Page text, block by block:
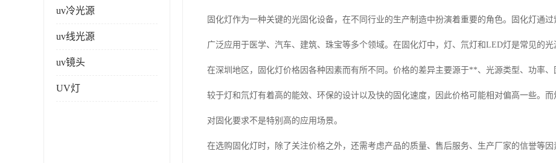
uv冷光源
uv线光源
uv镜头
UV灯
固化灯作为一种关键的光固化设备，在不同行业的生产制造中扮演着重要的角色。固化灯通
广泛应用于医学、汽车、建筑、珠宝等多个领域。在固化灯中，灯、氘灯和LED灯是常见的
在深圳地区，固化灯价格因各种因素而有所不同。价格的差异主要源于**、光源类型、功率
较于灯和氘灯有着高的能效、环保的设计以及快的固化速度，因此价格可能相对偏高一些。
对固化要求不是特别高的应用场景。
在选购固化灯时，除了关注价格之外，还需考虑产品的质量、售后服务、生产厂家的信誉等